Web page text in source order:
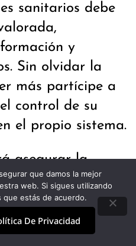
sanitarios debe
y
Sin olvidar la
más partícipe a
control de su
el propio sistema.
asegurar la
de la
sistema sanitario.
hay que
los derechos
que damos la mejor
web. Si sigues utilizando
que estás de acuerdo.
De Privacidad